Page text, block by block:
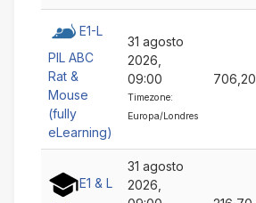
E1-L
PIL ABC
Rat &
Mouse
(fully
eLearning)
31 agosto
2026,
09:00
Timezone:
Europa/Londres
706,20
E1 & L
31 agosto
2026,